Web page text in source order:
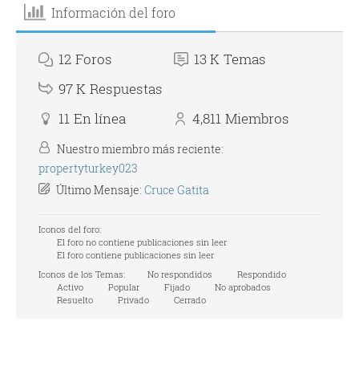
Información del foro
12 Foros 13 K Temas
97 K Respuestas
11 En línea 4,811 Miembros
Nuestro miembro más reciente:
propertyturkey023
Último Mensaje: Cruce Gatita
Iconos del foro:
El foro no contiene publicaciones sin leer
El foro contiene publicaciones sin leer
Iconos de los Temas:
No respondidos
Respondido
Activo
Popular Fijado
No aprobados
Resuelto
Privado Cerrado